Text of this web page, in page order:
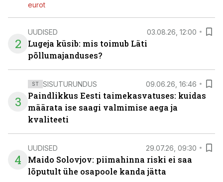
eurot
2
UUDISED 03.08.26, 12:00
Lugeja küsib: mis toimub Läti
põllumajanduses?
3
ST SISUTURUNDUS 09.06.26, 16:46
Paindlikkus Eesti taimekasvatuses: kuidas
määrata ise saagi valmimise aega ja
kvaliteeti
4
UUDISED 29.07.26, 09:30
Maido Solovjov: piimahinna riski ei saa
lõputult ühe osapoole kanda jätta